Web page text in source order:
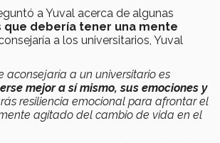
a Yuval acerca de algunas
debería tener una mente
a los universitarios, Yuval
aconsejaría a un universitario es
mejor a sí mismo, sus emociones y
resiliencia emocional para afrontar el
agitado del cambio de vida en el